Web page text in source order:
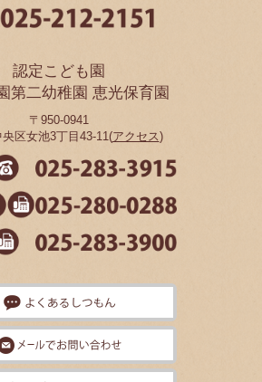
認定こども園
第二幼稚園 恵光保育園
〒950-0941
区女池3丁目43-11(アクセス)